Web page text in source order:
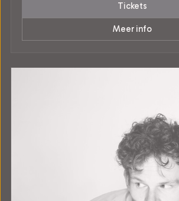
Tickets
Meer info